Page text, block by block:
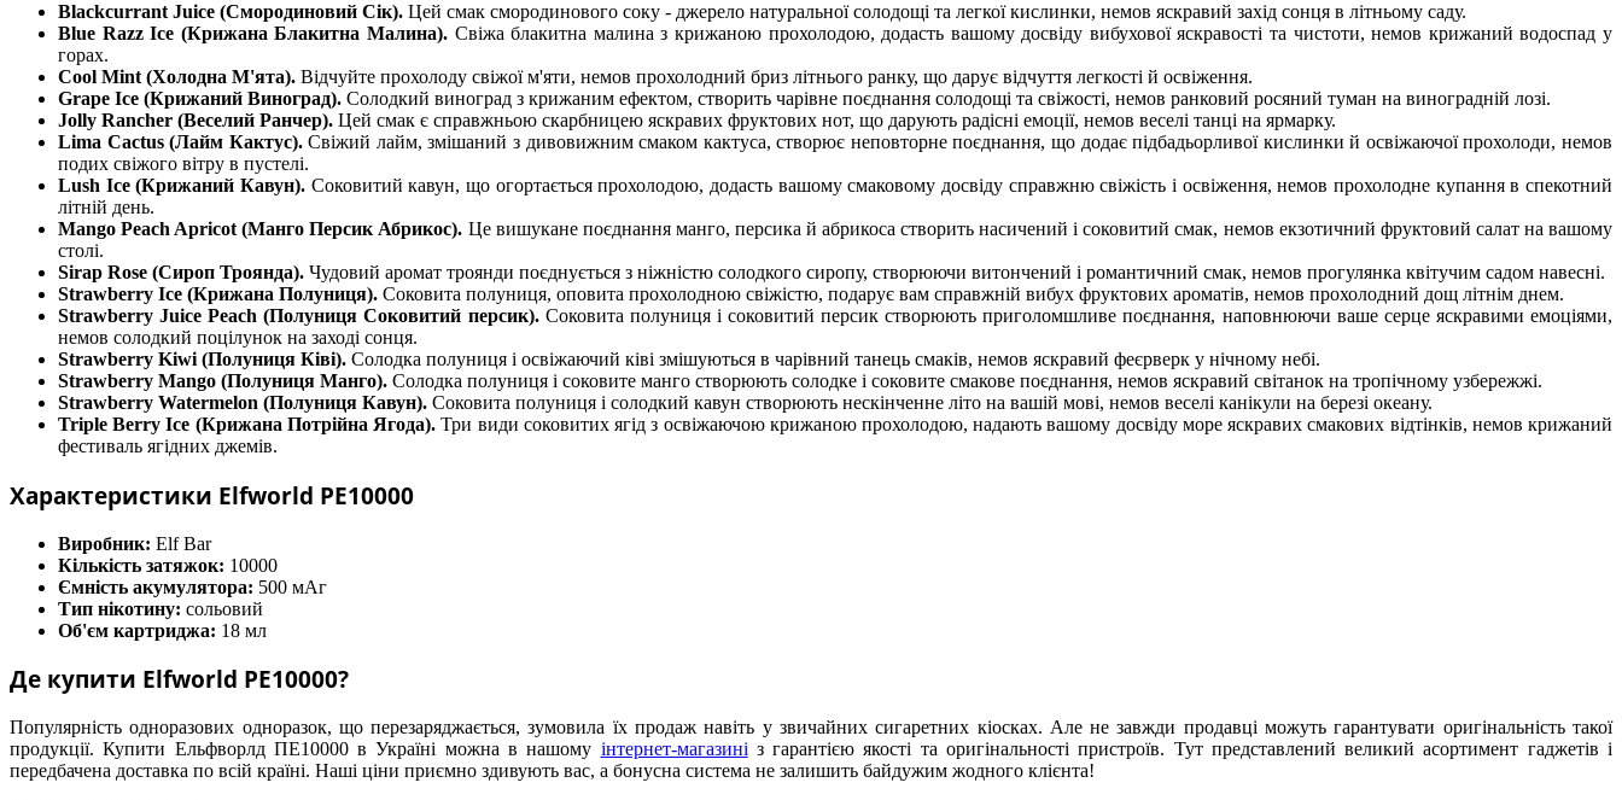
Blackcurrant Juice (Смородиновий Сік). Цей смак смородинового соку - джерело натуральної солодощі та легкої кислинки, немов яскравий захід сонця в літньому саду.
Blue Razz Ice (Крижана Блакитна Малина). Свіжа блакитна малина з крижаною прохолодою, додасть вашому досвіду вибухової яскравості та чистоти, немов крижаний водоспад у
горах.
Cool Mint (Холодна М'ята). Відчуйте прохолоду свіжої м'яти, немов прохолодний бриз літнього ранку, що дарує відчуття легкості й освіження.
Grape Ice (Крижаний Виноград). Солодкий виноград з крижаним ефектом, створить чарівне поєднання солодощі та свіжості, немов ранковий росяний туман на виноградній лозі.
Jolly Rancher (Веселий Ранчер). Цей смак є справжньою скарбницею яскравих фруктових нот, що дарують радісні емоції, немов веселі танці на ярмарку.
Lima Cactus (Лайм Кактус).Свіжий лайм, змішаний з дивовижним смаком кактуса, створює неповторне поєднання, що додає підбадьорливої кислинки й освіжаючої прохолоди, немов
подих свіжого вітру в пустелі.
Lush Ice (Крижаний Кавун). Соковитий кавун, що огортається прохолодою, додасть вашому смаковому досвіду справжню свіжість і освіження, немов прохолодне купання в спекотний
літній день.
Mango Peach Apricot (Манго Персик Абрикос). Це вишукане поєднання манго, персика й абрикоса створить насичений і соковитий смак, немов екзотичний фруктовий салат на вашому
столі.
Sirap Rose (Сироп Троянда). Чудовий аромат троянди поєднується з ніжністю солодкого сиропу, створюючи витончений і романтичний смак, немов прогулянка квітучим садом навесні.
Strawberry Ice (Крижана Полуниця). Соковита полуниця, оповита прохолодною свіжістю, подарує вам справжній вибух фруктових ароматів, немов прохолодний дощ літнім днем.
Strawberry Juice Peach (Полуниця Соковитий персик). Соковита полуниця і соковитий персик створюють приголомшливе поєднання, наповнюючи ваше серце яскравими емоціями,
немов солодкий поцілунок на заході сонця.
Strawberry Kiwi (Полуниця Ківі). Солодка полуниця і освіжаючий ківі змішуються в чарівний танець смаків, немов яскравий феєрверк у нічному небі.
Strawberry Mango (Полуниця Манго). Солодка полуниця і соковите манго створюють солодке і соковите смакове поєднання, немов яскравий світанок на тропічному узбережжі.
Strawberry Watermelon (Полуниця Кавун). Соковита полуниця і солодкий кавун створюють нескінченне літо на вашій мові, немов веселі канікули на березі океану.
Triple Berry Ice (Крижана Потрійна Ягода).Три види соковитих ягід з освіжаючою крижаною прохолодою, надають вашому досвіду море яскравих смакових відтінків, немов крижаний
фестиваль ягідних джемів.
Характеристики Elfworld PE10000
Виробник: Elf Bar
Кількість затяжок: 10000
Ємність акумулятора: 500 мАг
Тип нікотину: сольовий
Об'єм картриджа: 18 мл
Де купити Elfworld PE10000?
Популярність одноразових одноразок, що перезаряджається, зумовила їх продаж навіть у звичайних сигаретних кіосках. Але не завжди продавці можуть гарантувати оригінальність такої
продукції. Купити Ельфворлд ПЕ10000 в Україні можна в нашому інтернет-магазині з гарантією якості та оригінальності пристроїв. Тут представлений великий асортимент гаджетів і
передбачена доставка по всій країні. Наші ціни приємно здивують вас, а бонусна система не залишить байдужим жодного клієнта!